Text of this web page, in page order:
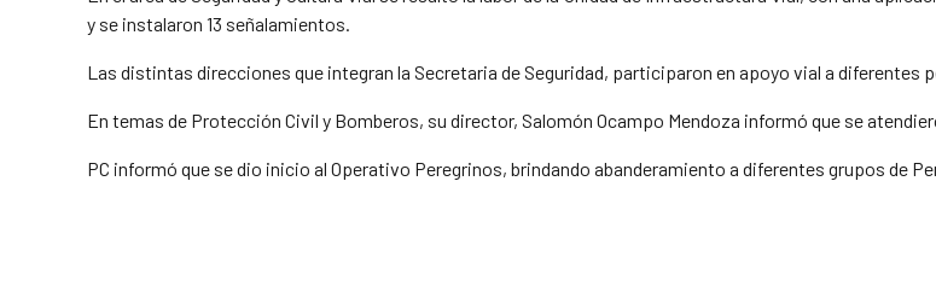
y se instalaron 13 señalamientos.
Las distintas direcciones que integran la Secretaria de Seguridad, participaron en apoyo vial a diferentes
En temas de Protección Civil y Bomberos, su director, Salomón Ocampo Mendoza informó que se
PC informó que se dio inicio al Operativo Peregrinos, brindando abanderamiento a diferentes grupos de